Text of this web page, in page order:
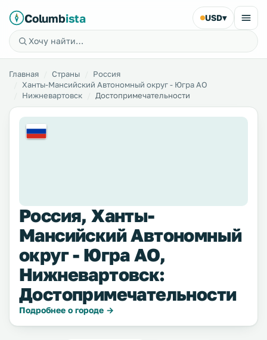
Columbista USD▾
Главная Страны
Россия
Ханты-Мансийский Автономный округ - Югра АО
Нижневартовск
Достопримечательности
Россия, Ханты-
Мансийский Автономный
округ - Югра АО,
Нижневартовск:
Достопримечательности
Подробнее о городе →